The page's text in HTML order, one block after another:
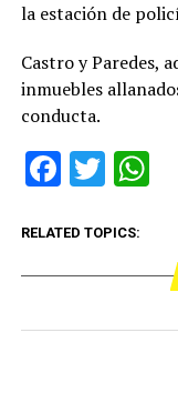
la estación de
Castro y Paredes,
inmuebles
conducta.
RELATED TOPICS: